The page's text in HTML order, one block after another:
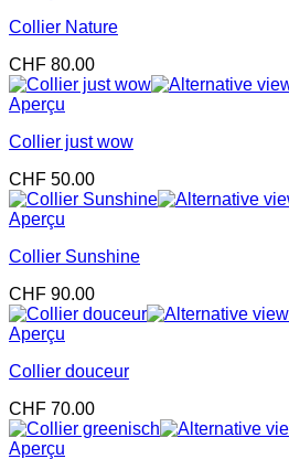
Collier Nature
CHF 80.00
Aperçu
Collier just wow
CHF 50.00
Aperçu
Collier Sunshine
CHF 90.00
Aperçu
Collier douceur
CHF 70.00
Aperçu